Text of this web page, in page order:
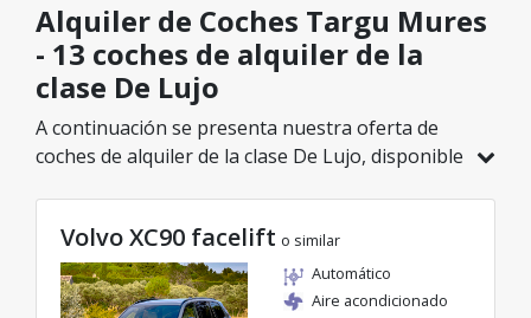
Alquiler de Coches Targu Mures
- 13 coches de alquiler de la
clase De Lujo
A continuación se presenta nuestra oferta de
coches de alquiler de la clase De Lujo, disponible
la categoría seleccionada, con tarifas excelentes
desde solo 55€/día.
Volvo XC90 facelift o similar
Automático
Aire acondicionado